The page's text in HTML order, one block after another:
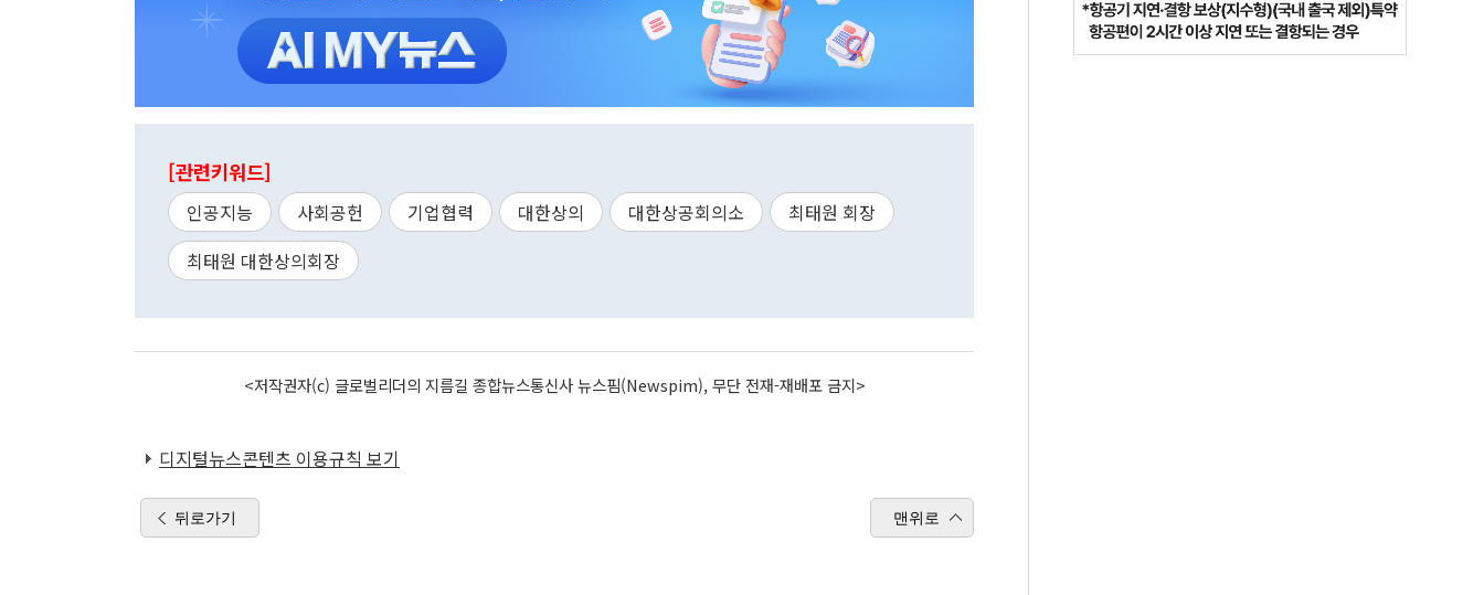
[관련키워드]
인공지능 사회공헌 기업협력 대한상의 대한상공회의소
최태원 회장
최태원 대한상의회장
<저작권자(c) 글로벌리더의 지름길 종합뉴스통신사 뉴스핌(Newspim), 무단 전재-재배포 금지>
디지털뉴스콘텐츠 이용규칙 보기
뒤로가기 맨위로